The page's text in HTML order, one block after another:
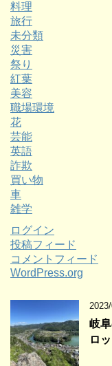
料理
旅行
未分類
災害
祭り
紅葉
美容
職場環境
花
芸能
英語
詐欺
買い物
車
雑学
ログイン
投稿フィード
コメントフィード
WordPress.org
岐
ロ